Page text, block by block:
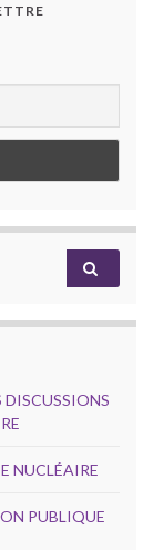
DISCUSSIONS
NUCLÉAIRE
PUBLIQUE